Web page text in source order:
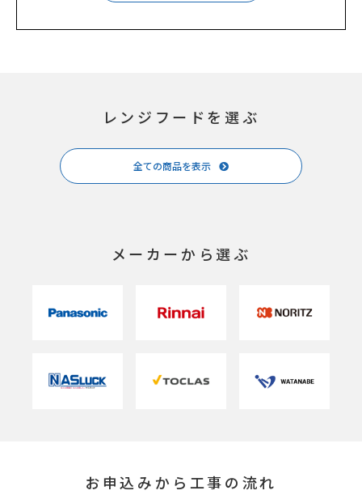
レンジフードを選ぶ
全ての商品を表示
メーカーから選ぶ
お申込みから工事の流れ